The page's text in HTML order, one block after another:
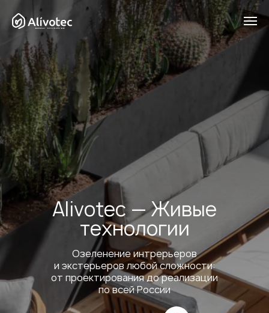
Alivotec — Живые
технологии
Озеленение интрерьеров
и экстерьеров любой сложности:
от проектирования до реализации
по всей России